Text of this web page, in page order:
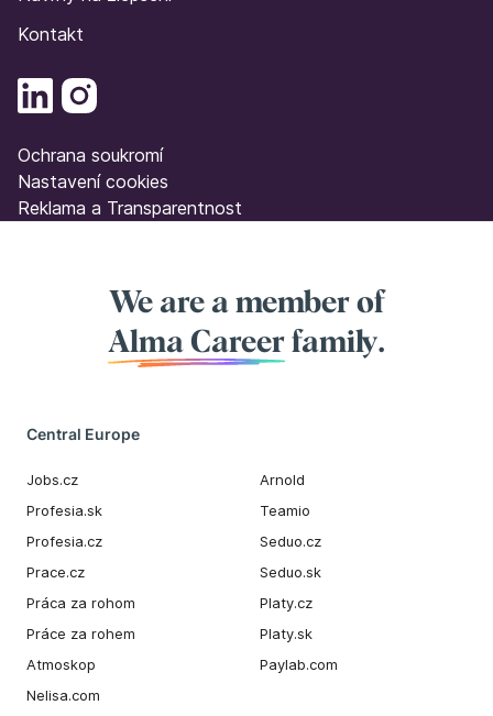
Kontakt
Ochrana soukromí
Nastavení cookies
Reklama a Transparentnost
We are a member of
Alma Career family.
Central Europe
Jobs.cz
Profesia.sk
Profesia.cz
Prace.cz
Práca za rohom
Práce za rohem
Atmoskop
Nelisa.com
Arnold
Teamio
Seduo.cz
Seduo.sk
Platy.cz
Platy.sk
Paylab.com